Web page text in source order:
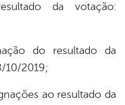
da votação:
do resultado da
10/2019;
ao resultado da